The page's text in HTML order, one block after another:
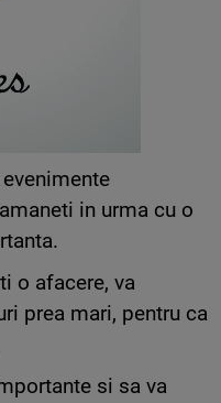
in urma cu o
o afacere, va
prea mari, pentru ca
si sa va